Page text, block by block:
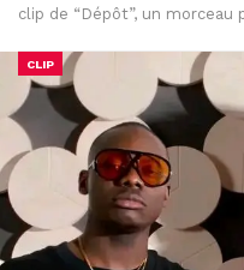
clip de “Dépôt”, un
CLIP